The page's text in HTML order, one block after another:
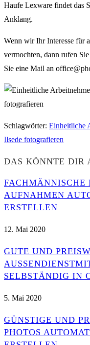
Haufe Lexware findet das
Anklang.
Wenn wir Ihr Interesse für
vermochten, dann rufen
Sie eine Mail an
Schlagwörter: Einheitliche
Ilsede fotografieren
DAS KÖNNTE DIR
FACHMÄNNISCHE
AUFNAHMEN
ERSTELLEN
12. Mai 2020
GUTE UND
ELBSTÄNDIG IN
5. Mai 2020
GÜNSTIGE UND
PHOTOS